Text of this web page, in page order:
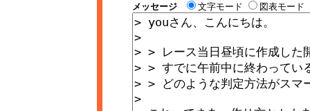
メッセージ
文字モード 図表モード